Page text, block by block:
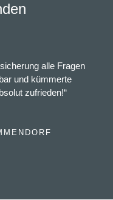
alle Fragen
und kümmerte
zufrieden!“